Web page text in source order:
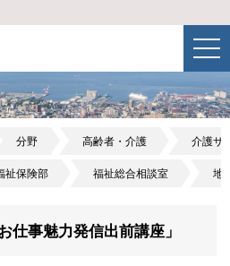
分野 高齢者・介護 介護サ
祉保険部 福祉総合相談室 地
仕事魅力発信出前講座」